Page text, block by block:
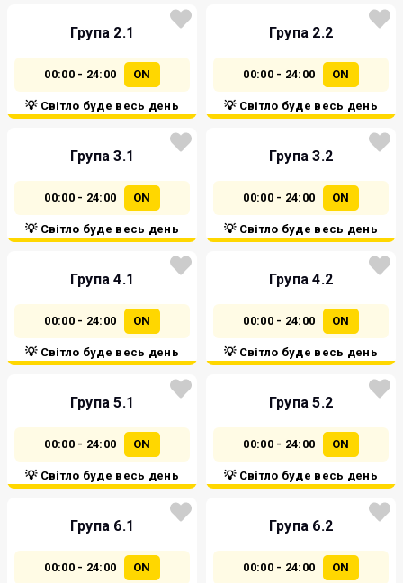
Група 2.1
00:00 - 24:00 ON
💡 Світло буде весь день
Група 2.2
00:00 - 24:00 ON
💡 Світло буде весь день
Група 3.1
00:00 - 24:00 ON
💡 Світло буде весь день
Група 3.2
00:00 - 24:00 ON
💡 Світло буде весь день
Група 4.1
00:00 - 24:00 ON
💡 Світло буде весь день
Група 4.2
00:00 - 24:00 ON
💡 Світло буде весь день
Група 5.1
00:00 - 24:00 ON
💡 Світло буде весь день
Група 5.2
00:00 - 24:00 ON
💡 Світло буде весь день
Група 6.1
00:00 - 24:00 ON
Група 6.2
00:00 - 24:00 ON